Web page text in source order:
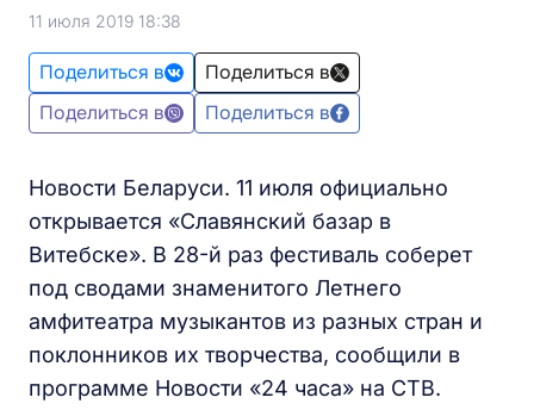
11 июля 2019 18:38
Поделиться в
Поделиться в
Поделиться в
Поделиться в
Новости Беларуси. 11 июля официально
открывается «Славянский базар в
Витебске». В 28-й раз фестиваль соберет
под сводами знаменитого Летнего
амфитеатра музыкантов из разных стран и
поклонников их творчества, сообщили в
программе Новости «24 часа» на СТВ.